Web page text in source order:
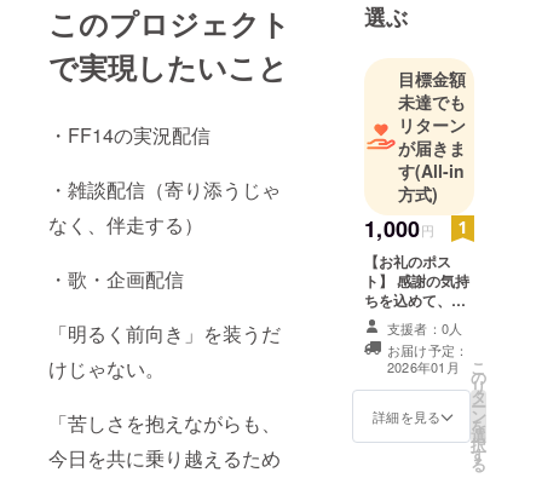
このプロジェクト
で実現したいこと
・FF14の実況配信
・雑談配信（寄り添うじゃ
なく、伴走する）
・歌・企画配信
「明るく前向き」を装うだ
けじゃない。
「苦しさを抱えながらも、
今日を共に乗り越えるため
選ぶ
目標金額
未達でも
リターン
が届きま
す(All-in
方式)
1,000円
【お礼のポス
ト】 感謝の気持
ちを込めて、お
礼のポスト(X使
用)を投稿しま
す。 読んでいた
だきたいお名前
を記載してくだ
さい。 公序良俗
支援者：0人
お届け予定：
2026年01月
詳細を見る
こ
の
リ
タ
ー
ン
を
選
択
す
る